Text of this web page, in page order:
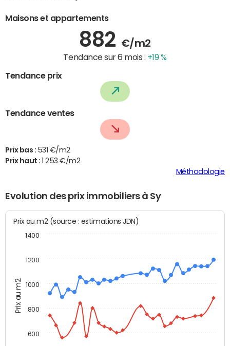
Maisons et appartements
882 €/m2
Tendance sur 6 mois : +19 %
Tendance prix
Tendance ventes
Prix bas : 531 €/m2
Prix haut :
1 253 €/m2
Méthodologie
Evolution des prix immobiliers à Sy
Prix au m2
Prix au m2 (source : estimations JDN)
600
800
1000
1200
1400